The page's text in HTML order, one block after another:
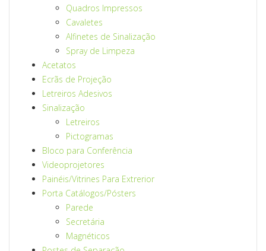
Quadros Impressos
Cavaletes
Alfinetes de Sinalização
Spray de Limpeza
Acetatos
Ecrãs de Projeção
Letreiros Adesivos
Sinalização
Letreiros
Pictogramas
Bloco para Conferência
Videoprojetores
Painéis/Vitrines Para Extrerior
Porta Catálogos/Pósters
Parede
Secretária
Magnéticos